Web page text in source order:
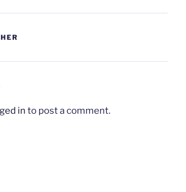
in to post a comment.